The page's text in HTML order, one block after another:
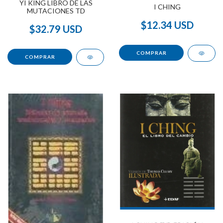
YI KING LIBRO DE LAS
MUTACIONES TD
$32.79 USD
I CHING
$12.34 USD